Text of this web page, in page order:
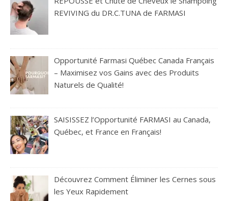
REVIVING du DR.C.TUNA de FARMASI
Opportunité Farmasi Québec Canada Français
– Maximisez vos Gains avec des Produits
Naturels de Qualité!
SAISISSEZ l’Opportunité FARMASI au Canada,
Québec, et France en Français!
Découvrez Comment Éliminer les Cernes sous
les Yeux Rapidement